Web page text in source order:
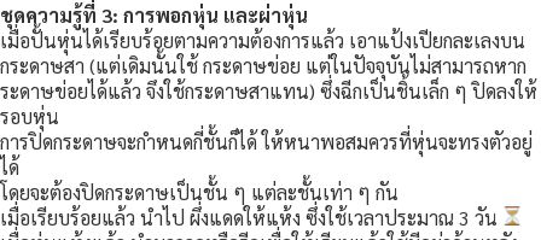
ชุดความรู้ที่ 3: การพอกหุ่น และผ่าหุ่น
เมื่อปั้นหุ่นได้เรียบร้อยตามความต้องการแล้ว เอาแป้งเปียกละเลงบน
กระดาษสา (แต่เดิมนั้นใช้ กระดาษข่อย แต่ในปัจจุบันไม่สามารถหาก
ระดาษข่อยได้แล้ว จึงใช้กระดาษสาแทน) ซึ่งฉีกเป็นชิ้นเล็ก ๆ ปิดลงให้
รอบหุ่น
การปิดกระดาษจะกำหนดกี่ชั้นก็ได้ ให้หนาพอสมควรที่หุ่นจะทรงตัวอยู่
ได้
โดยจะต้องปิดกระดาษเป็นชั้น ๆ แต่ละชั้นเท่า ๆ กัน
เมื่อเรียบร้อยแล้ว นำไป ผึ่งแดดให้แห้ง ซึ่งใช้เวลาประมาณ 3 วัน